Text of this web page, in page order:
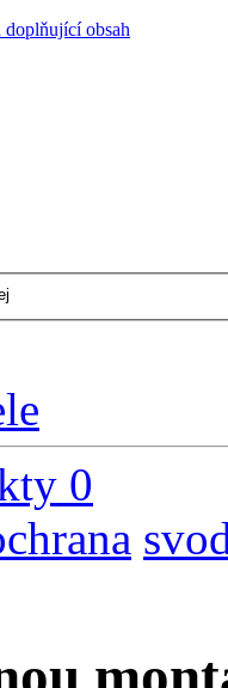
doplňující obsah
0